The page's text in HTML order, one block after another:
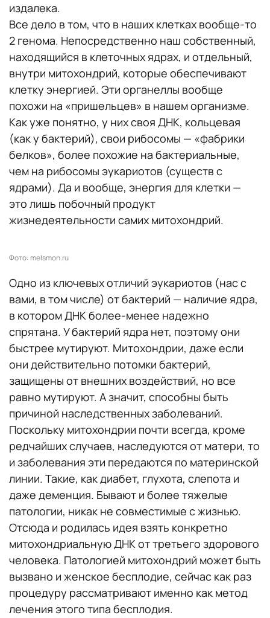
издалека.
Все дело в том, что в наших клетках вообще-то
2 генома. Непосредственно наш собственный,
находящийся в клеточных ядрах, и отдельный,
внутри митохондрий, которые обеспечивают
клетку энергией. Эти органеллы вообще
похожи на «пришельцев» в нашем организме.
Как уже понятно, у них своя ДНК, кольцевая
(как у бактерий), свои рибосомы — «фабрики
белков», более похожие на бактериальные,
чем на рибосомы эукариотов (существ с
ядрами). Да и вообще, энергия для клетки —
это лишь побочный продукт
жизнедеятельности самих митохондрий.
Фото: melsmon.ru
Одно из ключевых отличий эукариотов (нас с
вами, в том числе) от бактерий — наличие ядра,
в котором ДНК более-менее надежно
спрятана. У бактерий ядра нет, поэтому они
быстрее мутируют. Митохондрии, даже если
они действительно потомки бактерий,
защищены от внешних воздействий, но все
равно мутируют. А значит, способны быть
причиной наследственных заболеваний.
Поскольку митохондрии почти всегда, кроме
редчайших случаев, наследуются от матери, то
и заболевания эти передаются по материнской
линии. Такие, как диабет, глухота, слепота и
даже деменция. Бывают и более тяжелые
патологии, никак не совместимые с жизнью.
Отсюда и родилась идея взять конкретно
митохондриальную ДНК от третьего здорового
человека. Патологией митохондрий может быть
вызвано и женское бесплодие, сейчас как раз
процедуру рассматривают именно как метод
лечения этого типа бесплодия.